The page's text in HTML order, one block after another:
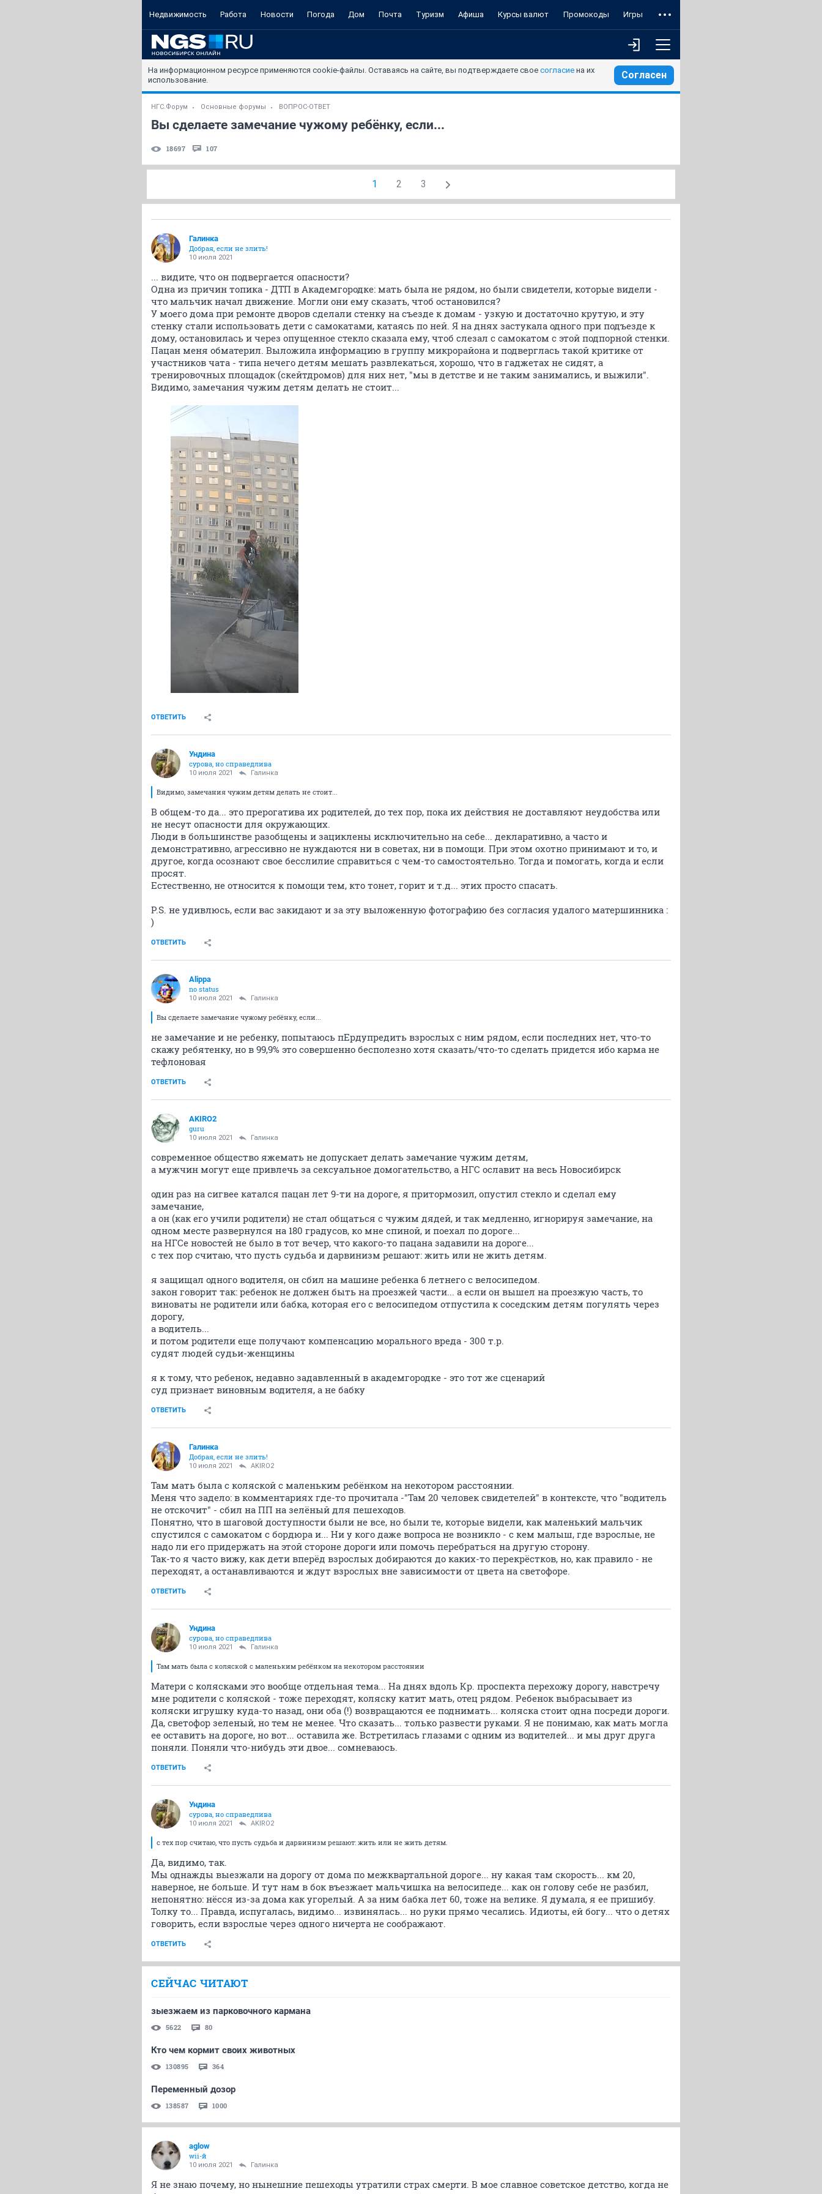
Недвижимость Работа Новости Погода Дом Почта Туризм Афиша Курсы валют Промокоды Игры
На информационном ресурсе применяются cookie-файлы. Оставаясь на сайте, вы подтверждаете свое согласие на их
использование.
Согласен
НГС.Форум Основные форумы ВОПРОС-ОТВЕТ
Вы сделаете замечание чужому ребёнку, если...
18697 107
1 2 3
Галинка
Добрая, если не злить!
10 июля 2021
... видите, что он подвергается опасности?
Одна из причин топика - ДТП в Академгородке: мать была не рядом, но были свидетели, которые видели -
что мальчик начал движение. Могли они ему сказать, чтоб остановился?
У моего дома при ремонте дворов сделали стенку на съезде к домам - узкую и достаточно крутую, и эту
стенку стали использовать дети с самокатами, катаясь по ней. Я на днях застукала одного при подъезде к
дому, остановилась и через опущенное стекло сказала ему, чтоб слезал с самокатом с этой подпорной стенки.
Пацан меня обматерил. Выложила информацию в группу микрорайона и подверглась такой критике от
участников чата - типа нечего детям мешать развлекаться, хорошо, что в гаджетах не сидят, а
тренировочных площадок (скейтдромов) для них нет, "мы в детстве и не таким занимались, и выжили".
Видимо, замечания чужим детям делать не стоит...
ОТВЕТИТЬ
Ундинa
сурова, но справедлива
10 июля 2021 Галинка
Видимо, замечания чужим детям делать не стоит...
В общем-то да... это прерогатива их родителей, до тех пор, пока их действия не доставляют неудобства или
не несут опасности для окружающих.
Люди в большинстве разобщены и зациклены исключительно на себе... декларативно, а часто и
демонстративно, агрессивно не нуждаются ни в советах, ни в помощи. При этом охотно принимают и то, и
другое, когда осознают свое бесслилие справиться с чем-то самостоятельно. Тогда и помогать, когда и если
просят.
Естественно, не относится к помощи тем, кто тонет, горит и т.д... этих просто спасать.
P.S. не удивлюсь, если вас закидают и за эту выложенную фотографию без согласия удалого матершинника :
)
ОТВЕТИТЬ
Alippa
no status
10 июля 2021 Галинка
Вы сделаете замечание чужому ребёнку, если...
не замечание и не ребенку, попытаюсь пЕрдупредить взрослых с ним рядом, если последних нет, что-то
скажу ребятенку, но в 99,9% это совершенно бесполезно хотя сказать/что-то сделать придется ибо карма не
тефлоновая
ОТВЕТИТЬ
AKIRO2
guru
10 июля 2021 Галинка
современное общество яжемать не допускает делать замечание чужим детям,
а мужчин могут еще привлечь за сексуальное домогательство, а НГС ославит на весь Новосибирск
один раз на сигвее катался пацан лет 9-ти на дороге, я притормозил, опустил стекло и сделал ему
замечание,
а он (как его учили родители) не стал общаться с чужим дядей, и так медленно, игнорируя замечание, на
одном месте развернулся на 180 градусов, ко мне спиной, и поехал по дороге...
на НГСе новостей не было в тот вечер, что какого-то пацана задавили на дороге...
с тех пор считаю, что пусть судьба и дарвинизм решают: жить или не жить детям.
я защищал одного водителя, он сбил на машине ребенка 6 летнего с велосипедом.
закон говорит так: ребенок не должен быть на проезжей части... а если он вышел на проезжую часть, то
виноваты не родители или бабка, которая его с велосипедом отпустила к соседским детям погулять через
дорогу,
а водитель...
и потом родители еще получают компенсацию морального вреда - 300 т.р.
судят людей судьи-женщины
я к тому, что ребенок, недавно задавленный в академгородке - это тот же сценарий
суд признает виновным водителя, а не бабку
ОТВЕТИТЬ
Галинка
Добрая, если не злить!
10 июля 2021 AKIRO2
Там мать была с коляской с маленьким ребёнком на некотором расстоянии.
Меня что задело: в комментариях где-то прочитала -"Там 20 человек свидетелей" в контексте, что "водитель
не отскочит" - сбил на ПП на зелёный для пешеходов.
Понятно, что в шаговой доступности были не все, но были те, которые видели, как маленький мальчик
спустился с самокатом с бордюра и... Ни у кого даже вопроса не возникло - с кем малыш, где взрослые, не
надо ли его придержать на этой стороне дороги или помочь перебраться на другую сторону.
Так-то я часто вижу, как дети вперёд взрослых добираются до каких-то перекрёстков, но, как правило - не
переходят, а останавливаются и ждут взрослых вне зависимости от цвета на светофоре.
ОТВЕТИТЬ
Ундинa
сурова, но справедлива
10 июля 2021 Галинка
Там мать была с коляской с маленьким ребёнком на некотором расстоянии
Матери с колясками это вообще отдельная тема... На днях вдоль Кр. проспекта перехожу дорогу, навстречу
мне родители с коляской - тоже переходят, коляску катит мать, отец рядом. Ребенок выбрасывает из
коляски игрушку куда-то назад, они оба (!) возвращаются ее поднимать... коляска стоит одна посреди дороги.
Да, светофор зеленый, но тем не менее. Что сказать... только развести руками. Я не понимаю, как мать могла
ее оставить на дороге, но вот... оставила же. Встретилась глазами с одним из водителей... и мы друг друга
поняли. Поняли что-нибудь эти двое... сомневаюсь.
ОТВЕТИТЬ
Ундинa
сурова, но справедлива
10 июля 2021 AKIRO2
с тех пор считаю, что пусть судьба и дарвинизм решают: жить или не жить детям.
Да, видимо, так.
Мы однажды выезжали на дорогу от дома по межквартальной дороге... ну какая там скорость... км 20,
наверное, не больше. И тут нам в бок въезжает мальчишка на велосипеде... как он голову себе не разбил,
непонятно: нёсся из-за дома как угорелый. А за ним бабка лет 60, тоже на велике. Я думала, я ее пришибу.
Толку то... Правда, испугалась, видимо... извинялась... но руки прямо чесались. Идиоты, ей богу... что о детях
говорить, если взрослые через одного ничерта не соображают.
ОТВЕТИТЬ
СЕЙЧАС ЧИТАЮТ
зыезжаем из парковочного кармана
5622 80
Кто чем кормит своих животных
130895 364
Переменный дозор
138587 1000
aglow
wii-й
10 июля 2021 Галинка
Я не знаю почему, но нынешние пешеходы утратили страх смерти. В мое славное советское детство, когда не